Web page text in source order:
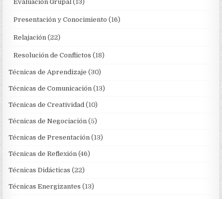
Evaluación Grupal (13)
Presentación y Conocimiento (16)
Relajación (22)
Resolución de Conflictos (18)
Técnicas de Aprendizaje (30)
Técnicas de Comunicación (13)
Técnicas de Creatividad (10)
Técnicas de Negociación (5)
Técnicas de Presentación (13)
Técnicas de Reflexión (46)
Técnicas Didácticas (22)
Técnicas Energizantes (13)